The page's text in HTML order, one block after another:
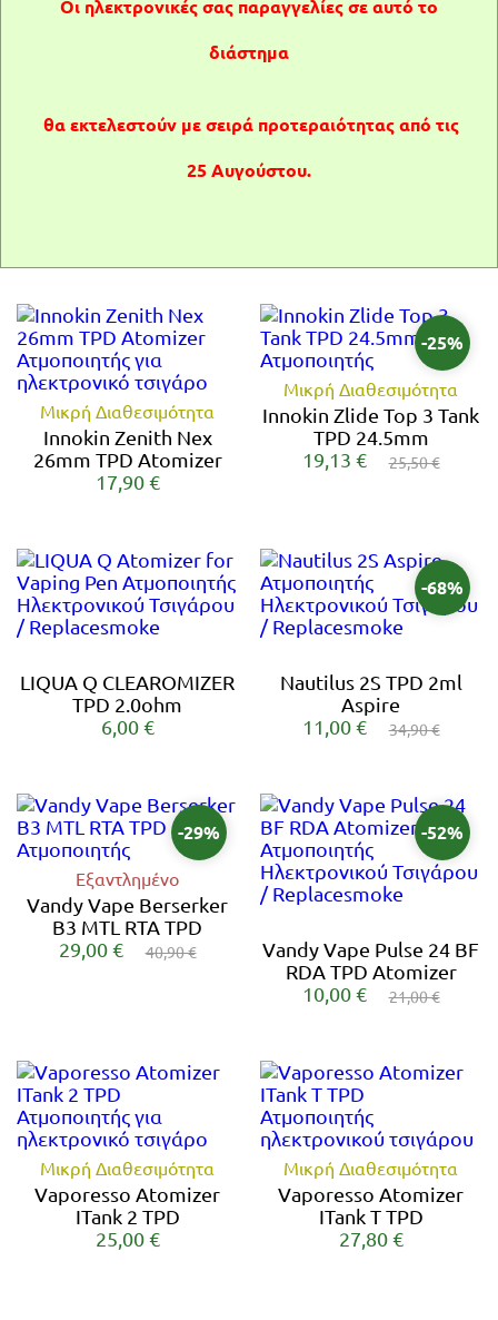
Innokin Zenith D24 TPD
Μικρή Διαθεσιμότητα
Μικρή Διαθεσιμότητα
Innokin Zenith Nex
26mm TPD Atomizer
17,90 €
-25%
Μικρή Διαθεσιμότητα
Innokin Zlide Top 3 Tank
TPD 24.5mm
19,13 €
25,50 €
LIQUA Q CLEAROMIZER
TPD 2.0ohm
6,00 €
-68%
Nautilus 2S TPD 2ml
Aspire
11,00 €
34,90 €
-29%
Εξαντλημένο
Vandy Vape Berserker
B3 MTL RTA TPD
29,00 €
40,90 €
-52%
Vandy Vape Pulse 24 BF
RDA TPD Atomizer
10,00 €
21,00 €
Μικρή Διαθεσιμότητα
Vaporesso Atomizer
ITank 2 TPD
25,00 €
Μικρή Διαθεσιμότητα
Vaporesso Atomizer
ITank T TPD
27,80 €
Οι ηλεκτρονικές σας παραγγελίες σε αυτό το
διάστημα
θα εκτελεστούν με σειρά προτεραιότητας από τις
25 Αυγούστου.